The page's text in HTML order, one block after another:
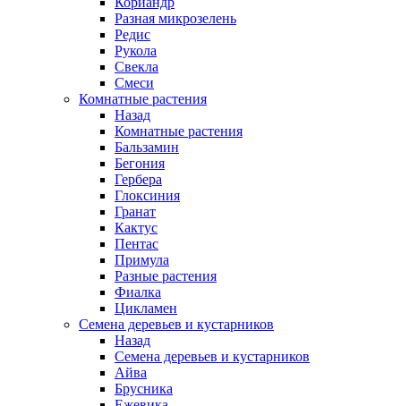
Разная микрозелень
Редис
Рукола
Свекла
Смеси
Комнатные растения
Назад
Комнатные растения
Бальзамин
Бегония
Гербера
Глоксиния
Гранат
Кактус
Пентас
Примула
Разные растения
Фиалка
Цикламен
Семена деревьев и кустарников
Назад
Семена деревьев и кустарников
Айва
Брусника